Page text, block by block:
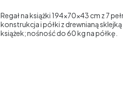
Regał na książki 194×70×43 cm z 7
konstrukcja i półki z drewnianą
książek; nośność do 60 kg na półkę.